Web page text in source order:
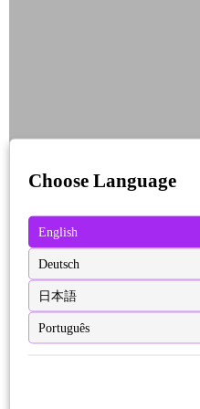
Choose Language
English
Deutsch
日本語
Português